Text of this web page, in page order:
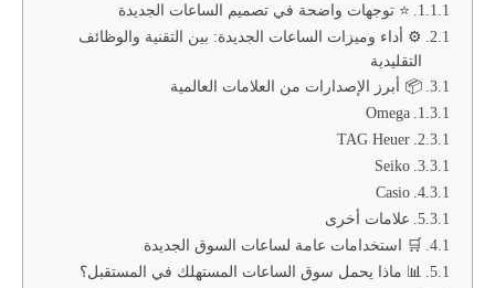
⭐ توجهات واضحة في تصميم الساعات الجديدة
⚙️ أداء وميزات الساعات الجديدة: بين التقنية والوظائف
التقليدية
📦 أبرز الإصدارات من العلامات العالمية
Omega
TAG Heuer
Seiko
Casio
علامات أخرى
🛒 استخدامات عامة لساعات السوق الجديدة
📊 ماذا يحمل سوق الساعات المستهلك في المستقبل؟